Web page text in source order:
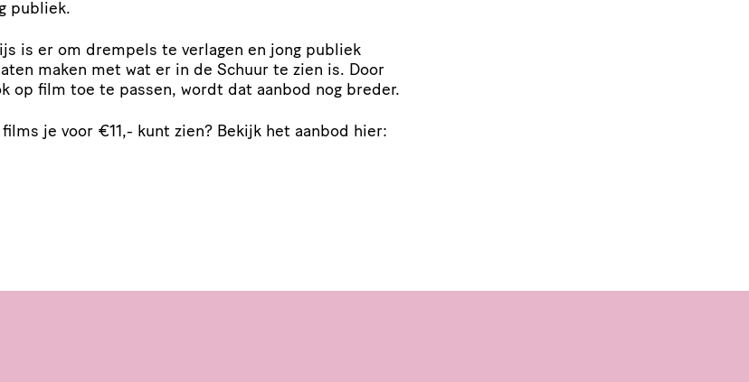
publiek.
is er om drempels te verlagen en jong publiek
maken met wat er in de Schuur te zien is. Door
op film toe te passen, wordt dat aanbod nog breder.
je voor €11,- kunt zien? Bekijk het aanbod hier: